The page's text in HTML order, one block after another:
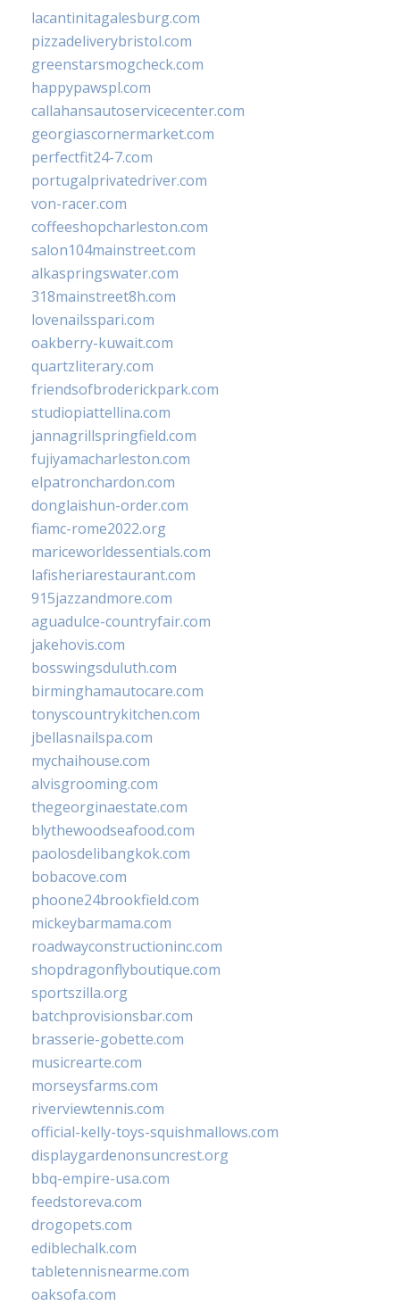
lacantinitagalesburg.com
pizzadeliverybristol.com
greenstarsmogcheck.com
happypawspl.com
callahansautoservicecenter.com
georgiascornermarket.com
perfectfit24-7.com
portugalprivatedriver.com
von-racer.com
coffeeshopcharleston.com
salon104mainstreet.com
alkaspringswater.com
318mainstreet8h.com
lovenailsspari.com
oakberry-kuwait.com
quartzliterary.com
friendsofbroderickpark.com
studiopiattellina.com
jannagrillspringfield.com
fujiyamacharleston.com
elpatronchardon.com
donglaishun-order.com
fiamc-rome2022.org
mariceworldessentials.com
lafisheriarestaurant.com
915jazzandmore.com
aguadulce-countryfair.com
jakehovis.com
bosswingsduluth.com
birminghamautocare.com
tonyscountrykitchen.com
jbellasnailspa.com
mychaihouse.com
alvisgrooming.com
thegeorginaestate.com
blythewoodseafood.com
paolosdelibangkok.com
bobacove.com
phoone24brookfield.com
mickeybarmama.com
roadwayconstructioninc.com
shopdragonflyboutique.com
sportszilla.org
batchprovisionsbar.com
brasserie-gobette.com
musicrearte.com
morseysfarms.com
riverviewtennis.com
official-kelly-toys-squishmallows.com
displaygardenonsuncrest.org
bbq-empire-usa.com
feedstoreva.com
drogopets.com
ediblechalk.com
tabletennisnearme.com
oaksofa.com